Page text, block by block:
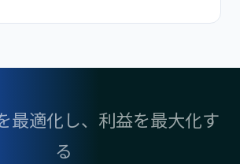
最適化し、利益を最大化す
る